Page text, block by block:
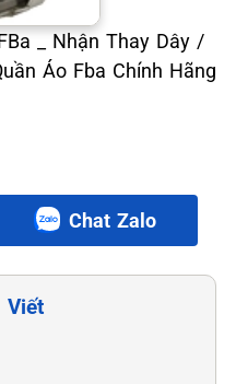
_ Nhận Thay Dây /
Áo Fba Chính Hãng
Chat Zalo
Viết